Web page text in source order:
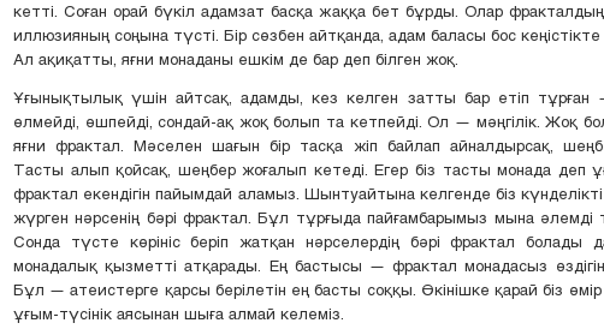
кетті. Соған орай бүкіл адамзат басқа жаққа бет бұрды. Олар
иллюзияның соңына түсті. Бір сөзбен айтқанда, адам баласы бос
Ал ақиқатты, яғни монаданы ешкім де бар деп білген жоқ.
Ұғынықтылық үшін айтсақ, адамды, кез келген затты бар етіп тұрған
өлмейді, өшпейді, сондай-ақ жоқ болып та кетпейді. Ол — мәңгілік. Жоқ
яғни фрактал. Мәселен шағын бір тасқа жіп байлап айналдырсақ,
Тасты алып қойсақ, шеңбер жоғалып кетеді. Егер біз тасты монада деп
фрактал екендігін пайымдай аламыз. Шынтуайтына келгенде біз
жүрген нәрсенің бәрі фрактал. Бұл тұрғыда пайғамбарымыз мына әлемді
Сонда түсте көрініс беріп жатқан нәрселердің бәрі фрактал болады
монадалық қызметті атқарады. Ең бастысы — фрактал монадасыз
Бұл — атеистерге қарсы берілетін ең басты соққы. Өкінішке қарай біз
ұғым-түсінік аясынан шыға алмай келеміз.